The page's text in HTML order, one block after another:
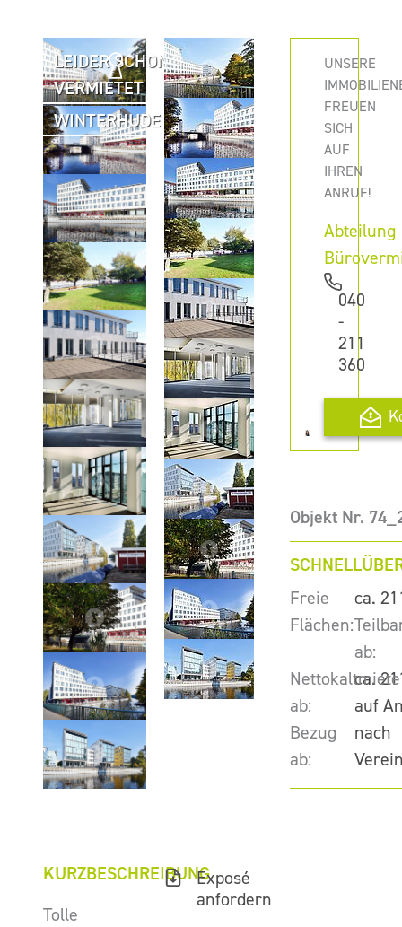
LEIDER SCHON
VERMIETET
WINTERHUDE
UNSERE
FREUEN
SICH
AUF
IHREN
ANRUF!
Abteilung
040
-
211
360
Objekt Nr.
Freie
Flächen:
ca.
ab:
ca.
Nettokaltmiete
ab:
auf
Bezug
ab:
nach
KURZBESCHREIBUNG
Tolle
Exposé
anfordern